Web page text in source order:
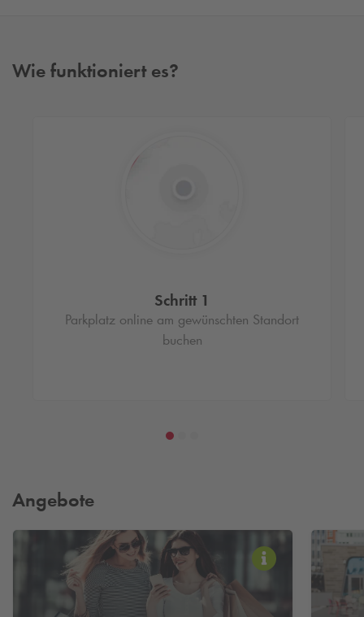
Wie funktioniert es?
Schritt 1
Parkplatz online am gewünschten Standort
buchen
Angebote